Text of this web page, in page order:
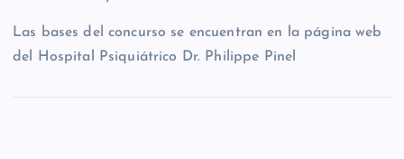
Las bases del concurso se encuentran en la página web
del Hospital Psiquiátrico Dr. Philippe Pinel